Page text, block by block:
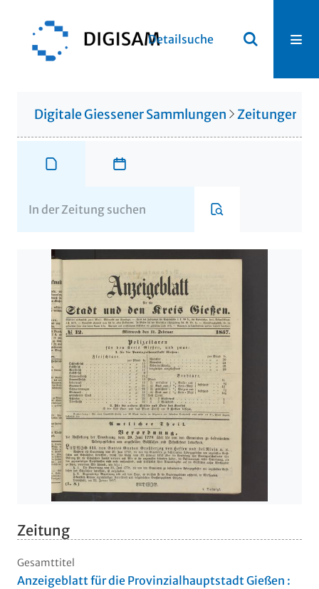
Detailsuche
Digitale Giessener Sammlungen Zeitungen
Zeitung
Gesamttitel
Anzeigeblatt für die Provinzialhauptstadt Gießen :